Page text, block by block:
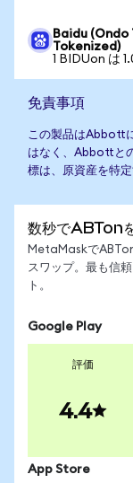
Baidu
Tokenized)
1 BIDUon は
免責事項
この製品はAbbott
はなく、Abbottと
標は、原資産を特
数秒でABTon
MetaMaskで
スワップ。最も信
ト。
Google Play
評価
4.4
App Store